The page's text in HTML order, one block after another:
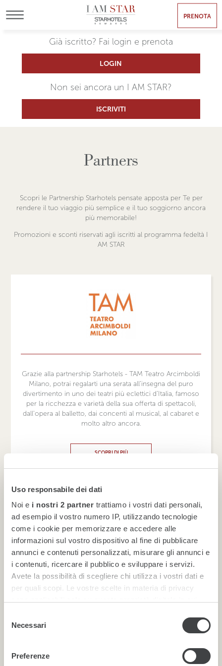
Uso responsabile dei dati
Noi e i nostri 2 partner trattiamo i vostri dati personali,
ad esempio il vostro numero IP, utilizzando tecnologie
come i cookie per memorizzare e accedere alle
informazioni sul vostro dispositivo al fine di pubblicare
annunci e contenuti personalizzati, misurare gli annunci e
i contenuti, ricercare il pubblico e sviluppare i servizi.
Avete la possibilità di scegliere chi utilizza i vostri dati e
per quali scopi. Le vostre scelte in materia di privacy
revocare il proprio consenso in qualsiasi momento dalla
Dichiarazione sui cookie o facendo clic sull'icona di
delNecessari
Preferenze
PRENOTA
Già iscritto? Fai login e prenota
LOGIN
Non sei ancora un I AM STAR?
ISCRIVITI
Partners
Scopri le Partnership Starhotels pensate apposta per Te per
rendere il tuo viaggio più semplice e il tuo soggiorno ancora
più memorabile!
Promozioni e sconti riservati agli iscritti al programma fedeltà I
AM STAR
Grazie alla partnership Starhotels - TAM Teatro Arcimboldi
Milano, potrai regalarti una serata all’insegna del puro
divertimento in uno dei teatri più eclettici d’Italia, famoso
per la ricchezza e varietà della sua offerta di spettacoli,
dall’opera al balletto, dai concenti al musical, al cabaret e
molto altro ancora.
SCOPRI DI PIÙ
Europcar è parte di Europcar Mobility Group, leader
europeo nel noleggio veicoli, con l’obiettivo di affermarsi
prossimi anni. Il gruppo offre un’ampia gamma di servizi
di noleggio auto e furgoni, disponibili per poche ore,
sempre più orientata alla sostenibilità ambientale.